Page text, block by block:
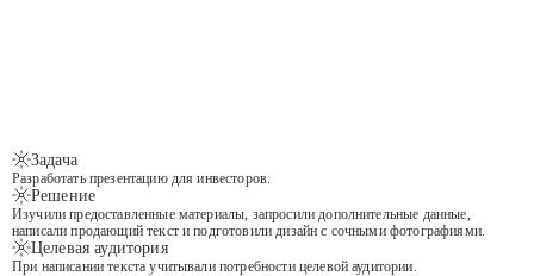
Задача
Разработать презентацию для инвесторов.
Решение
Изучили предоставленные материалы, запросили дополнительные данные,
написали продающий текст и подготовили дизайн с сочными фотографиями.
Целевая аудитория
При написании текста учитывали потребности целевой аудитории.